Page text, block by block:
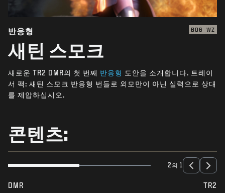
COMBAT BUILDS
게임
뉴스
STORE
고객지원
로그인|가입
반응형 BO6 WZ
새틴 스모크
새로운 TR2 DMR의 첫 번째 반응형 도안을 소개합니다. 트레이
서 팩: 새틴 스모크 반응형 번들로 외모만이 아닌 실력으로 상대
를 제압하십시오.
콘텐츠:
2의 1
DMR TR2